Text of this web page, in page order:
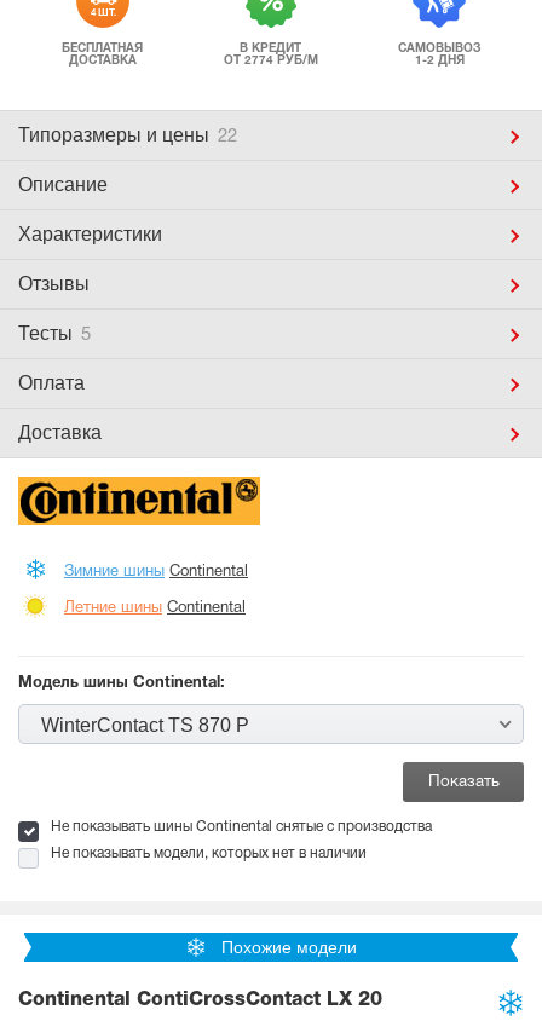
4 ШТ.
БЕСПЛАТНАЯ
ДОСТАВКА
В КРЕДИТ
ОТ 2774 РУБ/М
САМОВЫВОЗ
1-2 ДНЯ
Типоразмеры и цены 22
Описание
Характеристики
Отзывы
Тесты 5
Оплата
Доставка
Зимние шины Continental
Летние шины Continental
Модель шины Continental:
WinterContact TS 870 P
Не показывать шины Continental снятые с производства
Не показывать модели, которых нет в наличии
Похожие модели
Continental ContiCrossContact LX 20